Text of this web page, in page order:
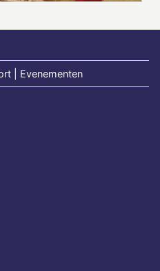
| Evenementen